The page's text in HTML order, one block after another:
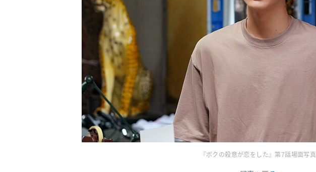
『ボクの殺意が恋をした』第7話場面写真